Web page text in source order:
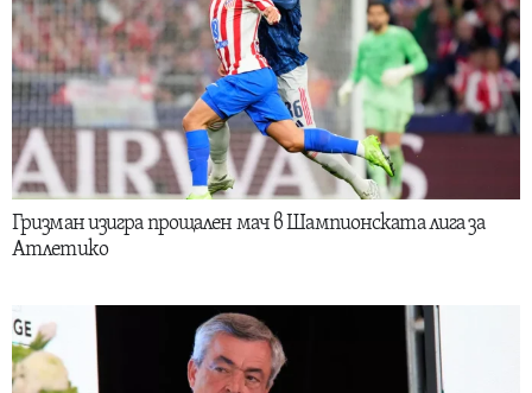
Гризман изигра прощален мач в Шампионската лига за
Атлетико